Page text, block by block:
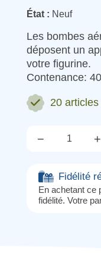
État : Neuf
Les bombes
déposent un
votre figurine.
Contenance:
20 articles
− +
Fidélité
En achetant ce
fidélité. Votre